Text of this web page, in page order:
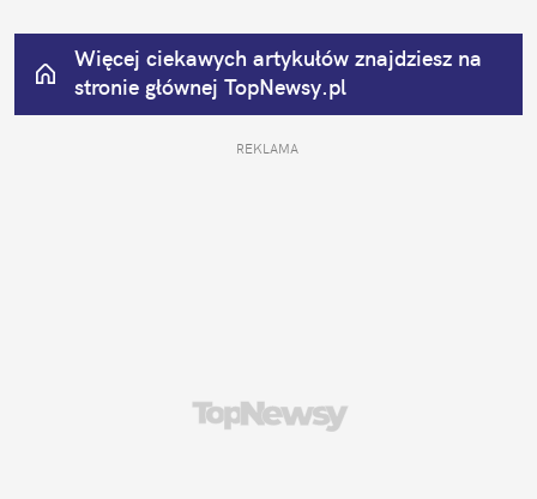
Więcej ciekawych artykułów znajdziesz na
stronie głównej TopNewsy.pl
REKLAMA